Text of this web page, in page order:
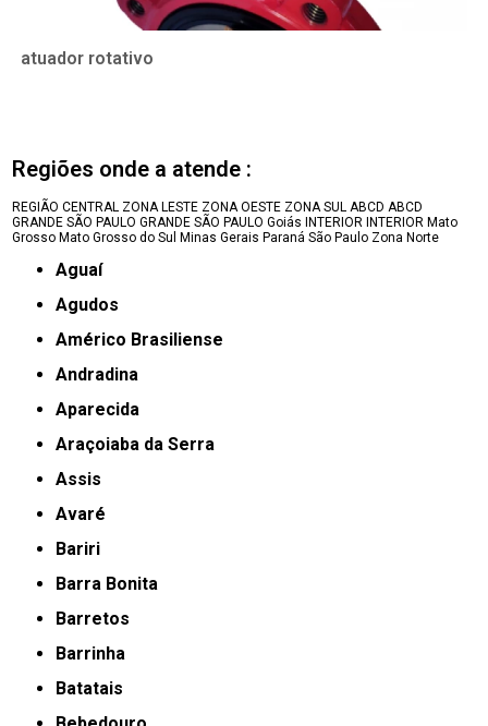
atuador rotativo
Regiões onde a atende :
REGIÃO CENTRAL ZONA LESTE ZONA OESTE ZONA SUL ABCD ABCD
GRANDE SÃO PAULO GRANDE SÃO PAULO Goiás INTERIOR INTERIOR Mato
Grosso Mato Grosso do Sul Minas Gerais Paraná São Paulo Zona Norte
Aguaí
Agudos
Américo Brasiliense
Andradina
Aparecida
Araçoiaba da Serra
Assis
Avaré
Bariri
Barra Bonita
Barretos
Barrinha
Batatais